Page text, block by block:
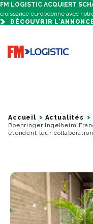
FM LOGISTIC ACQUIERT
croissance européenne avec
DÉCOUVRIR
Go to home page
Accueil Actualités
Boehringer Ingelheim
étendent leur collaboration